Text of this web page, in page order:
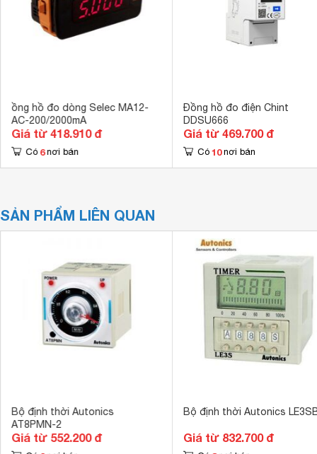
ồng hồ đo dòng Selec MA12-
AC-200/2000mA
Giá từ 418.910 đ
Có 6 nơi bán
Đồng hồ đo điện Chint
DDSU666
Giá từ 469.700 đ
Có 10 nơi bán
SẢN PHẨM LIÊN QUAN
Bộ định thời Autonics
AT8PMN-2
Giá từ 552.200 đ
Bộ định thời Autonics
Giá từ 832.700 đ